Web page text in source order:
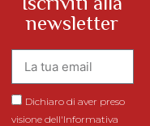
newsletter
Dichiaro di aver preso
visione dell'Informativa